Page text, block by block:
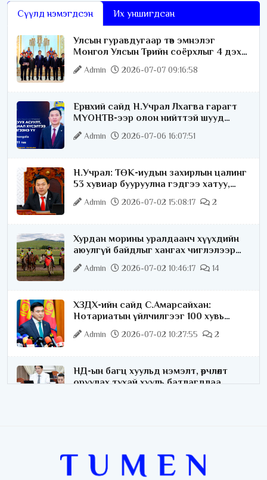
Сүүлд нэмэгдсэн Их уншигдсан
Улсын гуравдугаар төв эмнэлэг
Монгол Улсын Төрийн соёрхлыг 4 дэх
удаагаа хүртлээ
Admin 2026-07-07 09:16:58
Ерөнхий сайд Н.Учрал Лхагва гарагт
МҮОНТВ-ээр олон нийттэй шууд
ярилцана
Admin 2026-07-06 16:07:51
Н.Учрал: ТӨК-иудын захирлын цалинг
53 хувиар бууруулна гэдгээ хатуу,
хариуцлагатайгаар хэлье
Admin 2026-07-02 15:08:17 2
Хурдан морины уралдаанч хүүхдийн
аюулгүй байдлыг хангах чиглэлээр
ажиллаж байна
Admin 2026-07-02 10:46:17 14
ХЗДХ-ийн сайд С.Амарсайхан:
Нотариатын үйлчилгээг 100 хувь
цахимжуулна
Admin 2026-07-02 10:27:55 2
НД-ын багц хуульд нэмэлт, өөрчлөлт
оруулах тухай хууль батлагдлаа
хяналт тавина
Admin 2026-07-02 09:10:46